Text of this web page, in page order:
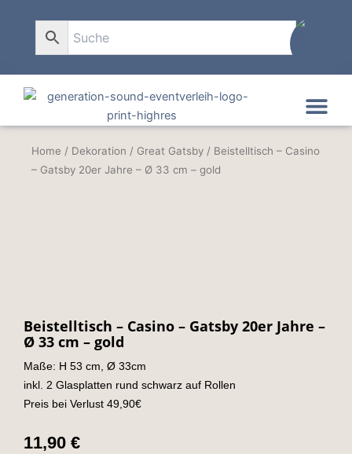
Home / Dekoration / Great Gatsby / Beistelltisch – Casino
– Gatsby 20er Jahre – Ø 33 cm – gold
Beistelltisch – Casino – Gatsby 20er Jahre –
Ø 33 cm – gold
Maße: H 53 cm, Ø 33cm
inkl. 2 Glasplatten rund schwarz auf Rollen
Preis bei Verlust 49,90€
11,90 €